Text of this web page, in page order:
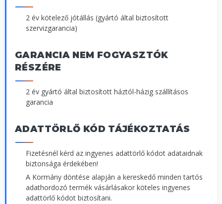
2 év kötelező jótállás (gyártó által biztosított
szervizgarancia)
GARANCIA NEM FOGYASZTÓK
RÉSZÉRE
2 év gyártó által biztosított háztól-házig szállításos
garancia
ADATTÖRLŐ KÓD TÁJÉKOZTATÁS
Fizetésnél kérd az ingyenes adattörlő kódot adataidnak
biztonsága érdekében!
A Kormány döntése alapján a kereskedő minden tartós
adathordozó termék vásárlásakor köteles ingyenes
adattörlő kódot biztosítani.